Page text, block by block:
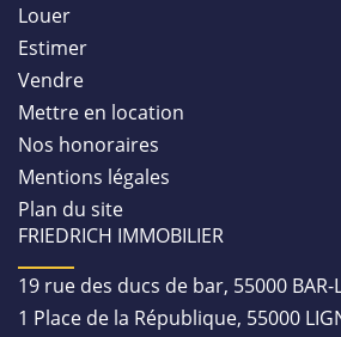
Louer
Estimer
Vendre
Mettre en location
Nos honoraires
Mentions légales
Plan du site
FRIEDRICH IMMOBILIER
19 rue des ducs de bar, 55000 BAR-
1 Place de la République, 55000